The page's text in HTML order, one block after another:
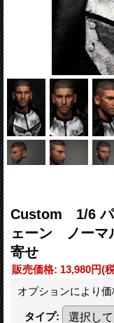
Custom 1/6
ェーン ノーマ
寄せ
販売価格: 13,980円(
オプションにより価
タイプ: